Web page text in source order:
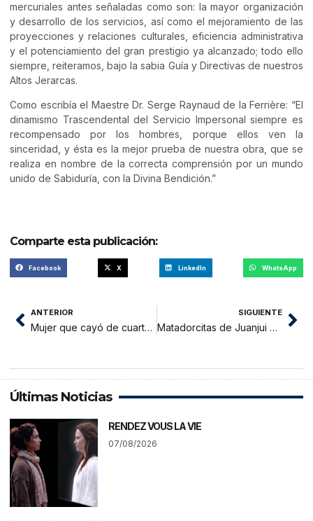
mercuriales antes señaladas como son: la mayor organización
y desarrollo de los servicios, así como el mejoramiento de las
proyecciones y relaciones culturales, eficiencia administrativa
y el potenciamiento del gran prestigio ya alcanzado; todo ello
siempre, reiteramos, bajo la sabia Guía y Directivas de nuestros
Altos Jerarcas.
Como escribía el Maestre Dr. Serge Raynaud de la Ferrière: “El
dinamismo Trascendental del Servicio Impersonal siempre es
recompensado por los hombres, porque ellos ven la
sinceridad, y ésta es la mejor prueba de nuestra obra, que se
realiza en nombre de la correcta comprensión por un mundo
unido de Sabiduría, con la Divina Bendición.”
Comparte esta publicación:
Facebook X LinkedIn WhatsApp
ANTERIOR
Mujer que cayó de cuarto piso se recupera en hospital
SIGUIENTE
Matadorcitas de Juanjui participan de torneo deportivo macrorregional
Últimas Noticias
RENDEZ VOUS LA VIE
07/08/2026